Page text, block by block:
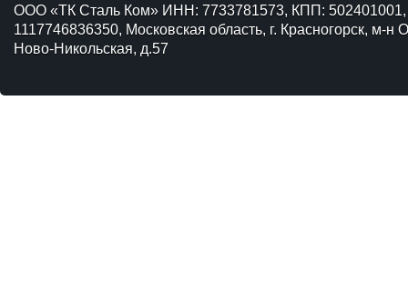
ООО «ТК Сталь Ком» ИНН: 7733781573, КПП:
1117746836350, Московская область, г. Красногорск, м-н
Ново-Никольская, д.57